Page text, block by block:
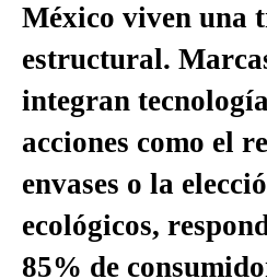
México viven una
estructural.
integran
acciones como el
envases o la
ecológicos,
85% de